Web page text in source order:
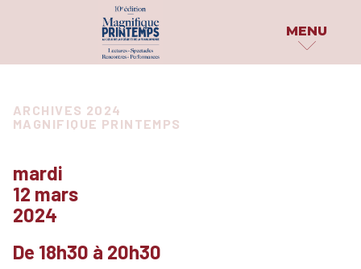
MENU
PRINTEMPS
QUI SOMMES-NOUS ?
LES PARTENAIRES
ARCHIVES
PAR DATE
ATELIERS & SCÈNES OUVERTES
CONCOURS & PRIX
ARCHIVES 2024
MAGNIFIQUE PRINTEMPS
mardi
12 mars
2024
De 18h30 à 20h30